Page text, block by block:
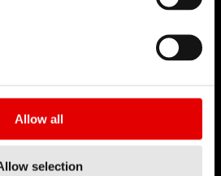
Allow all
selection